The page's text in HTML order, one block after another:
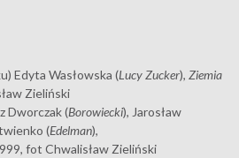
Edyta Wasłowska (Lucy Zucker), Ziemia
Zieliński
(Borowiecki), Jarosław
(Edelman),
fot Chwalisław Zieliński